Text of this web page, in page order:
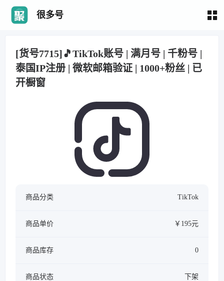
很多号
[货号7715]🎵TikTok账号 | 满月号 | 千粉号 |
泰国IP注册 | 微软邮箱验证 | 1000+粉丝 | 已
开橱窗
商品分类 TikTok
商品单价 ￥195元
商品库存 0
商品状态 下架